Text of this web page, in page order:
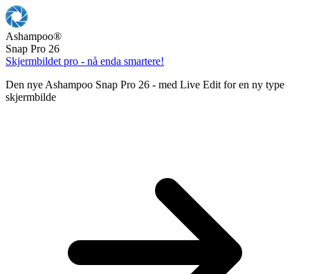
Ashampoo®
Snap Pro 26
Skjermbildet pro - nå enda smartere!
Den nye Ashampoo Snap Pro 26 - med Live Edit for en ny type
skjermbilde